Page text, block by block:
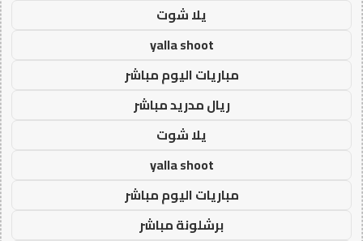
يلا شوت
yalla shoot
مباريات اليوم مباشر
ريال مدريد مباشر
يلا شوت
yalla shoot
مباريات اليوم مباشر
برشلونة مباشر